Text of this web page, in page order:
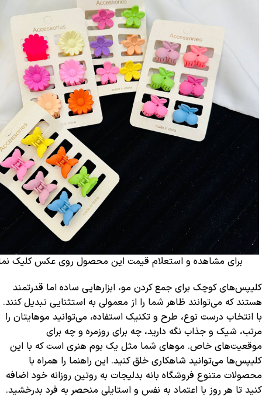
برای مشاهده و استعلام قیمت این محصول روی عکس کلیک
کلیپس‌های کوچک برای جمع کردن مو، ابزارهایی ساده اما قدرتمند
هستند که می‌توانند ظاهر شما را از معمولی به استثنایی تبدیل کنند.
با انتخاب درست نوع، طرح و تکنیک استفاده، می‌توانید موهایتان را
مرتب، شیک و جذاب نگه دارید، چه برای روزمره و چه برای
موقعیت‌های خاص. موهای شما مثل یک بوم هنری است که با این
کلیپس‌ها می‌توانید شاهکاری خلق کنید. این راهنما را همراه با
محصولات متنوع فروشگاه بانه بدلیجات به روتین روزانه خود اضافه
کنید تا هر روز با اعتماد به نفس و استایلی منحصر به فرد بدرخشید.